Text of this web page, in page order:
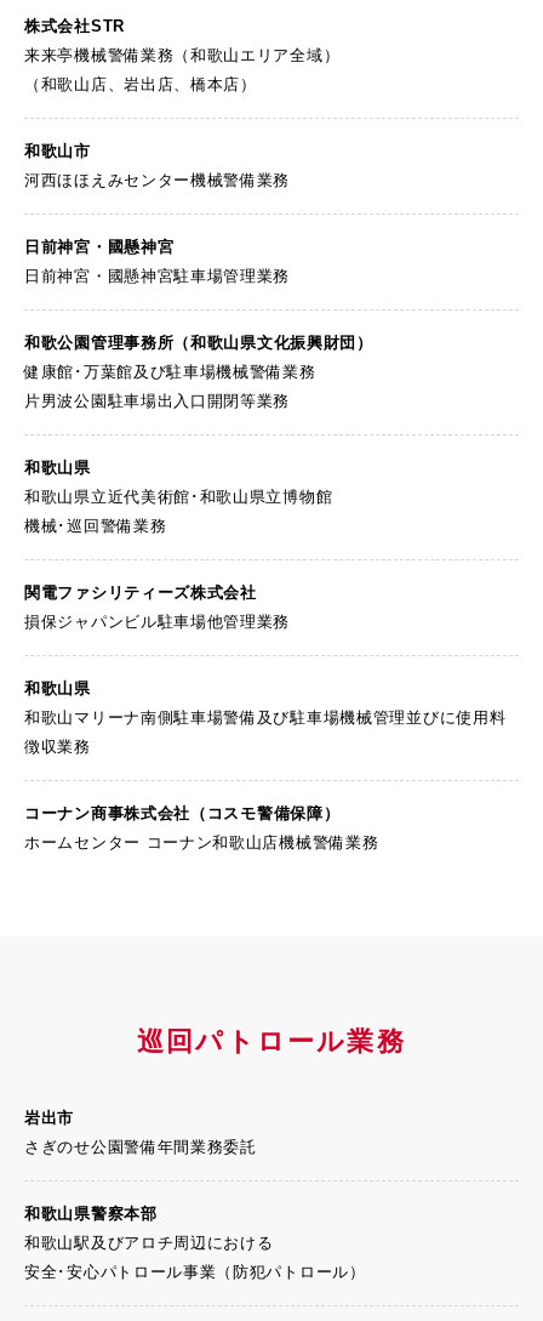
株式会社STR
来来亭機械警備業務（和歌山エリア全域）
（和歌山店、岩出店、橋本店）
和歌山市
河西ほほえみセンター機械警備業務
日前神宮・國懸神宮
日前神宮・國懸神宮駐車場管理業務
和歌公園管理事務所 （和歌山県文化振興財団）
健康館･万葉館及び駐車場機械警備業務
片男波公園駐車場出入口開閉等業務
和歌山県
和歌山県立近代美術館･和歌山県立博物館
機械･巡回警備業務
関電ファシリティーズ株式会社
損保ジャパンビル駐車場他管理業務
和歌山県
和歌山マリーナ南側駐車場警備及び駐車場機械管理並びに使用料
徴収業務
コーナン商事株式会社 （コスモ警備保障）
ホームセンター コーナン和歌山店機械警備業務
巡回パトロール業務
岩出市
さぎのせ公園警備年間業務委託
和歌山県警察本部
和歌山駅及びアロチ周辺における
安全･安心パトロール事業（防犯パトロール）